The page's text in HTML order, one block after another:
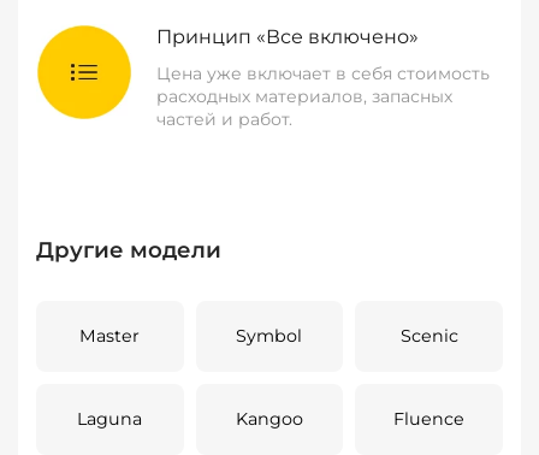
Принцип «Все включено»
Цена уже включает в себя стоимость
расходных материалов, запасных
частей и работ.
Другие модели
Master Symbol Scenic
Laguna Kangoo Fluence